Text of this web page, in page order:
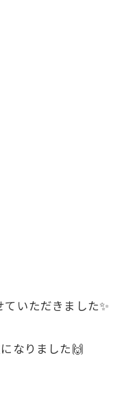
いただきました✨
なりました🙌